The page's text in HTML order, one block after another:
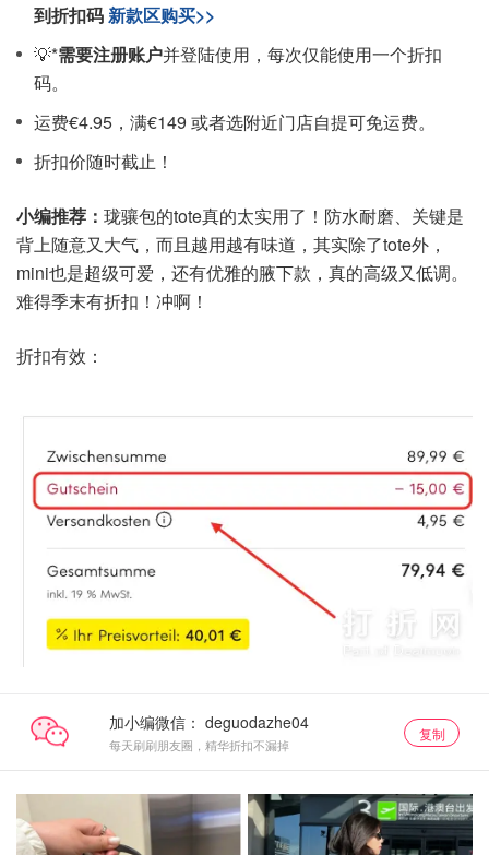
到折扣码新款区购买>>
💡*需要注册账户并登陆使用，每次仅能使用一个折扣
码。
运费€4.95，满€149 或者选附近门店自提可免运费。
折扣价随时截止！
小编推荐： 珑骧包的tote真的太实用了！防水耐磨、关键是
背上随意又大气，而且越用越有味道，其实除了tote外，
mini也是超级可爱，还有优雅的腋下款，真的高级又低调。
难得季末有折扣！冲啊！
折扣有效：
加小编微信：
每天刷刷朋友圈，精华折扣不漏掉
复制